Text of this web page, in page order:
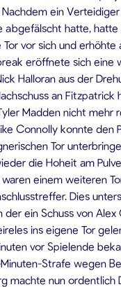
ein
abgefälscht hatte, hatte
vor sich und erhöhte
eröffnete sich eine
Halloran aus der
an Fitzpatrick
Madden nicht mehr
Connolly konnte den
Tor
die Hoheit am
einem weiteren
Dies
der ein Schuss von Alex
ins eigene Tor
vor Spielende
Strafe wegen
machte nun ordentlich